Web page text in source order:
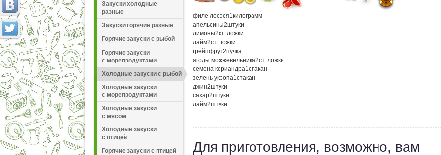
Закуски холодные
разные
Закуски горячие разные
Горячие закуски с рыбой
Горячие закуски
с морепродуктами
Холодные закуски с рыбой
Холодные закуски
с морепродуктами
Холодные закуски
с мясом
Холодные закуски
с птицей
Горячие закуски с птицей
филе лосося1килограмм
апельсины2штуки
лимоны2ст. ложки
лайм2ст. ложки
грейпфрут2пучка
ягоды можжевельника2ст. ложки
семена кориандра1стакан
зелень укропа1стакан
джин2штуки
сахар2штуки
лайм2штуки
Для приготовления, возможно, вам